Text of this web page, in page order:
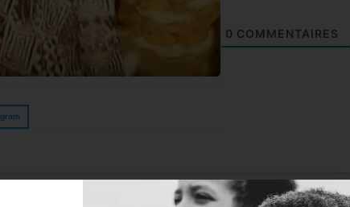
0 COMMENTAIRES